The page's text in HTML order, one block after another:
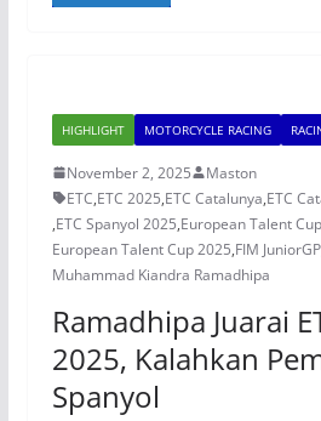
HIGHLIGHT MOTORCYCLE RACING
November 2, 2025
Maston
ETC,ETC 2025,ETC Catalunya,ETC
,ETC Spanyol 2025,European Talent Cup
European Talent Cup 2025,FIM JuniorGP
Muhammad Kiandra Ramadhipa
Ramadhipa Juarai
2025, Kalahkan
Spanyol